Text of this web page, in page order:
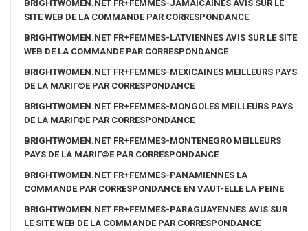
BRIGHTWOMEN.NET FR+FEMMES-JAMAICAINES AVIS SUR LE
SITE WEB DE LA COMMANDE PAR CORRESPONDANCE
BRIGHTWOMEN.NET FR+FEMMES-LATVIENNES AVIS SUR LE SITE
WEB DE LA COMMANDE PAR CORRESPONDANCE
BRIGHTWOMEN.NET FR+FEMMES-MEXICAINES MEILLEURS PAYS
DE LA MARIГ©E PAR CORRESPONDANCE
BRIGHTWOMEN.NET FR+FEMMES-MONGOLES MEILLEURS PAYS
DE LA MARIГ©E PAR CORRESPONDANCE
BRIGHTWOMEN.NET FR+FEMMES-MONTENEGRO MEILLEURS
PAYS DE LA MARIГ©E PAR CORRESPONDANCE
BRIGHTWOMEN.NET FR+FEMMES-PANAMIENNES LA
COMMANDE PAR CORRESPONDANCE EN VAUT-ELLE LA PEINE
BRIGHTWOMEN.NET FR+FEMMES-PARAGUAYENNES AVIS SUR
LE SITE WEB DE LA COMMANDE PAR CORRESPONDANCE